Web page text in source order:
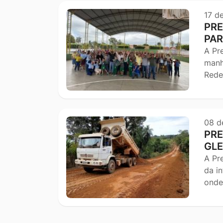
17
A
08
A
da